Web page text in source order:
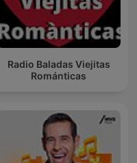
Radio Baladas Viejitas
Románticas